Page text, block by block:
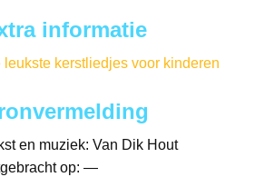
informatie
leukste kerstliedjes voor kinderen
en muziek: Van Dik Hout
op: —